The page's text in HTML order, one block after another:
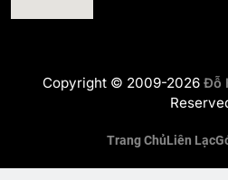
Copyright © 2009-2026 Đỗ
Trang ChủLiên Lạc